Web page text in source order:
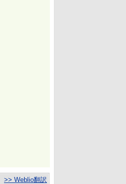
>> Weblio翻訳